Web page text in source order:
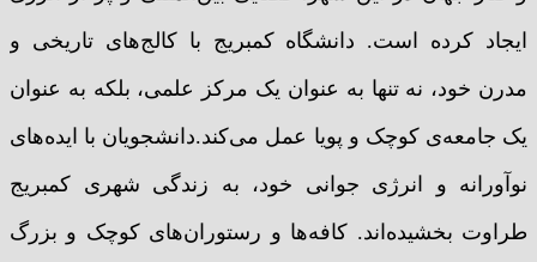
ایجاد کرده است. دانشگاه کمبریج با کالج‌های تاریخی و
مدرن خود، نه تنها به عنوان یک مرکز علمی، بلکه به عنوان
یک جامعه‌ی کوچک و پویا عمل می‌کند.دانشجویان با ایده‌های
نوآورانه و انرژی جوانی خود، به زندگی شهری کمبریج
طراوت بخشیده‌اند. کافه‌ها و رستوران‌های کوچک و بزرگ